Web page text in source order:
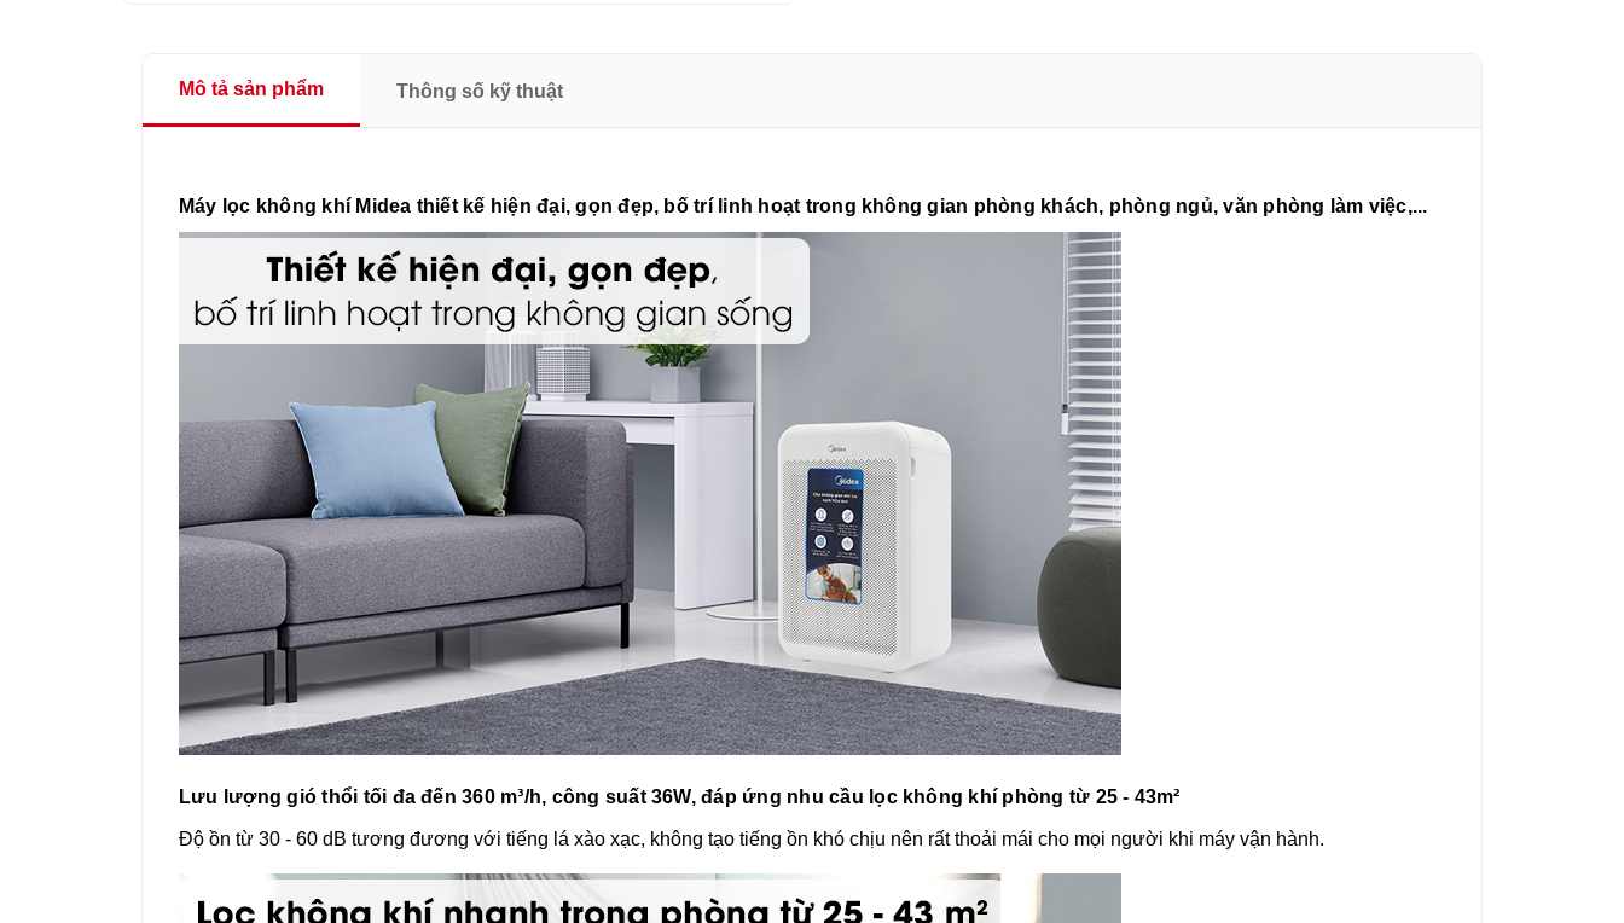
Mô tả sản phẩm Thông số kỹ thuật
Máy lọc không khí Midea thiết kế hiện đại, gọn đẹp, bố trí linh hoạt trong không gian phòng khách, phòng ngủ, văn phòng làm việc,...
Lưu lượng gió thổi tối đa đến 360 m³/h, công suất 36W, đáp ứng nhu cầu lọc không khí phòng từ 25 - 43m²
Độ ồn từ 30 - 60 dB tương đương với tiếng lá xào xạc, không tạo tiếng ồn khó chịu nên rất thoải mái cho mọi người khi máy vận hành.